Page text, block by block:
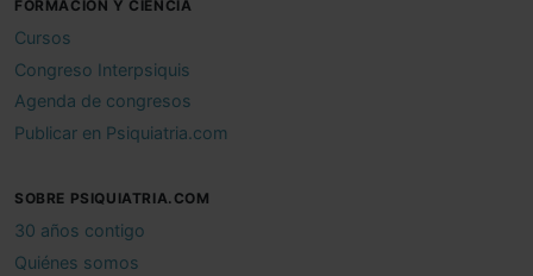
FORMACIÓN Y CIENCIA
Cursos
Congreso Interpsiquis
Agenda de congresos
Publicar en Psiquiatria.com
SOBRE PSIQUIATRIA.COM
30 años contigo
Quiénes somos